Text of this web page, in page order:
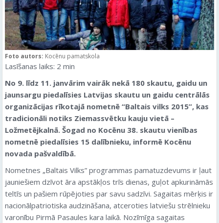
Foto autors: Kocēnu pamatskola
Lasīšanas laiks: 2 min
No 9. līdz 11. janvārim vairāk nekā 180 skautu, gaidu un
jaunsargu piedalīsies Latvijas skautu un gaidu centrālās
organizācijas rīkotajā nometnē “Baltais vilks 2015”, kas
tradicionāli notiks Ziemassvētku kauju vietā –
Ložmetējkalnā. Šogad no Kocēnu 38. skautu vienības
nometnē piedalīsies 15 dalībnieku, informē Kocēnu
novada pašvaldībā.
Nometnes „Baltais Vilks” programmas pamatuzdevums ir ļaut
jauniešiem dzīvot āra apstākļos trīs dienas, guļot apkurināmās
teltīs un pašiem rūpējoties par savu sadzīvi. Sagaitas mērķis ir
nacionālpatriotiska audzināšana, atceroties latviešu strēlnieku
varonību Pirmā Pasaules kara laikā. Nozīmīga sagaitas